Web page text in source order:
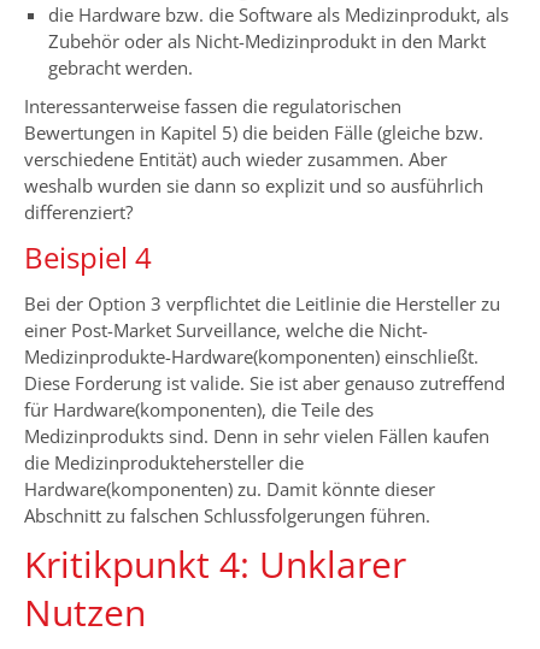
die Hardware bzw. die Software als Medizinprodukt, als
Zubehör oder als Nicht-Medizinprodukt in den Markt
gebracht werden.
Interessanterweise fassen die regulatorischen
Bewertungen in Kapitel 5) die beiden Fälle (gleiche bzw.
verschiedene Entität) auch wieder zusammen. Aber
weshalb wurden sie dann so explizit und so ausführlich
differenziert?
Beispiel 4
Bei der Option 3 verpflichtet die Leitlinie die Hersteller zu
einer Post-Market Surveillance, welche die Nicht-
Medizinprodukte-Hardware(komponenten) einschließt.
Diese Forderung ist valide. Sie ist aber genauso zutreffend
für Hardware(komponenten), die Teile des
Medizinprodukts sind. Denn in sehr vielen Fällen kaufen
die Medizinproduktehersteller die
Hardware(komponenten) zu. Damit könnte dieser
Abschnitt zu falschen Schlussfolgerungen führen.
Kritikpunkt 4: Unklarer
Nutzen